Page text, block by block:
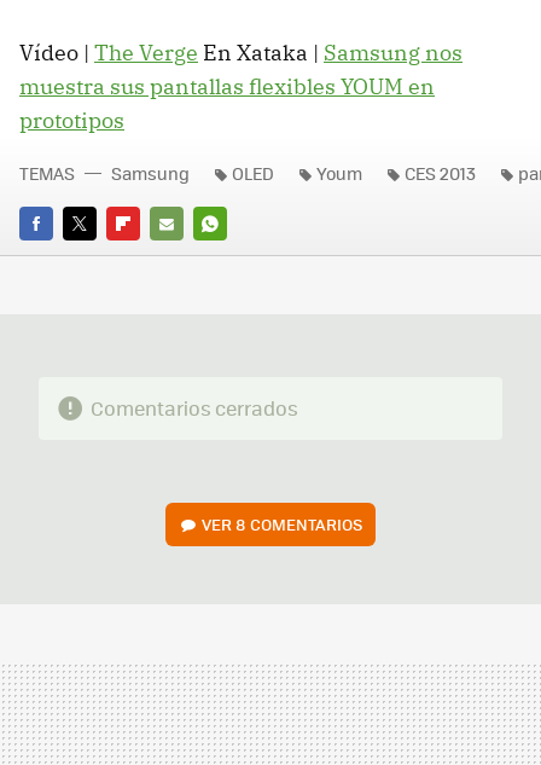
Vídeo | The Verge En Xataka | Samsung nos
muestra sus pantallas flexibles YOUM en
prototipos
FACEBOOK
TWITTERFLIPBOARD
E-
WHATSAPP
TEMAS Samsung OLED Youm CES 2013
Comentarios cerrados
VER8 COMENTARIOS